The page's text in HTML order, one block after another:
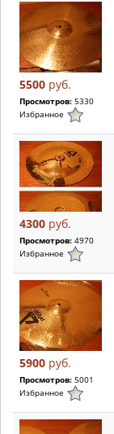
5500 руб.
Просмотров: 5330
Избранное
4300 руб.
Просмотров: 4970
Избранное
5900 руб.
Просмотров: 5001
Избранное